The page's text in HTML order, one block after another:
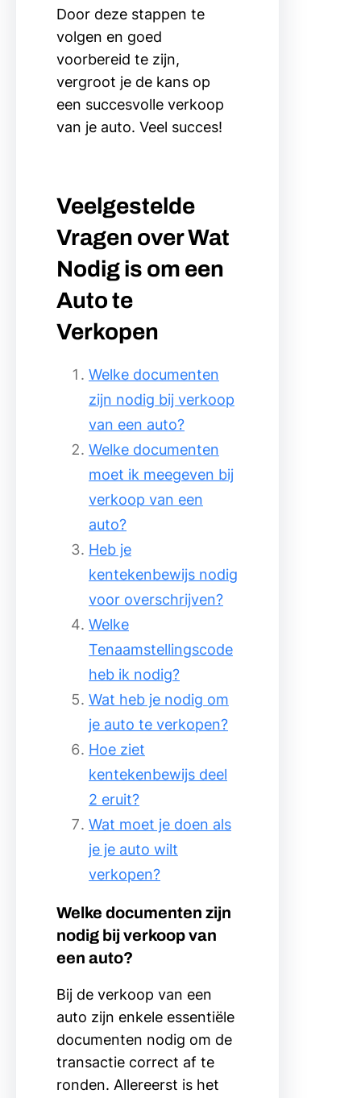
Door deze stappen te
volgen en goed
voorbereid te zijn,
vergroot je de kans op
een succesvolle verkoop
van je auto. Veel succes!
Veelgestelde
Vragen over Wat
Nodig is om een
Auto te
Verkopen
Welke documenten
zijn nodig bij verkoop
van een auto?
Welke documenten
moet ik meegeven bij
verkoop van een
auto?
Heb je
kentekenbewijs nodig
voor overschrijven?
Welke
Tenaamstellingscode
heb ik nodig?
Wat heb je nodig om
je auto te verkopen?
Hoe ziet
kentekenbewijs deel
2 eruit?
Wat moet je doen als
je je auto wilt
verkopen?
Welke documenten zijn
nodig bij verkoop van
een auto?
Bij de verkoop van een
auto zijn enkele essentiële
documenten nodig om de
transactie correct af te
ronden. Allereerst is het